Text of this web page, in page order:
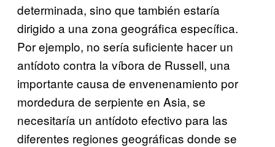
determinada, sino que también estaría
dirigido a una zona geográfica específica.
Por ejemplo, no sería suficiente hacer un
antídoto contra la víbora de Russell, una
importante causa de envenenamiento por
mordedura de serpiente en Asia, se
necesitaría un antídoto efectivo para las
diferentes regiones geográficas donde se